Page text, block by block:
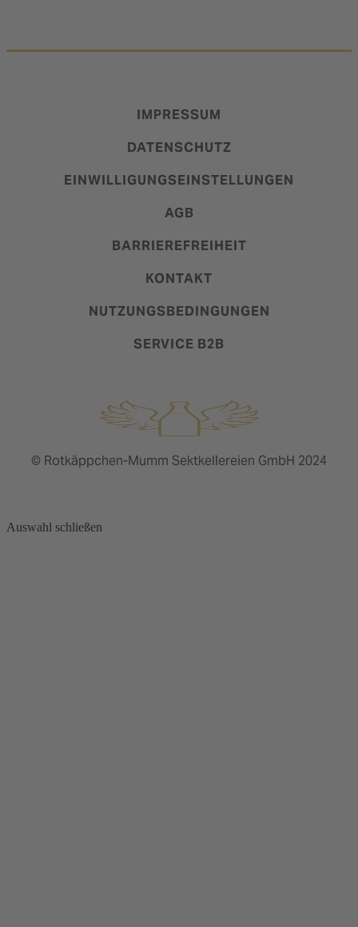
IMPRESSUM
DATENSCHUTZ
EINWILLIGUNGSEINSTELLUNGEN
AGB
BARRIEREFREIHEIT
KONTAKT
NUTZUNGSBEDINGUNGEN
SERVICE B2B
© Rotkäppchen-Mumm Sektkellereien GmbH 2024
Auswahl schließen